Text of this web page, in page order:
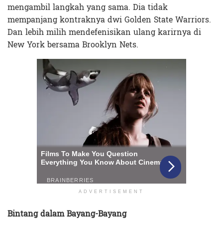
mengambil langkah yang sama. Dia tidak
mempanjang kontraknya dwi Golden State Warriors.
Dan lebih milih mendefenisikan ulang karirnya di
New York bersama Brooklyn Nets.
ADVERTISEMENT
Bintang dalam Bayang-Bayang